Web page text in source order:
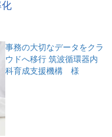
事務の大切なデータをクラ
ウドへ移行筑波循環器内
科育成支援機構 様